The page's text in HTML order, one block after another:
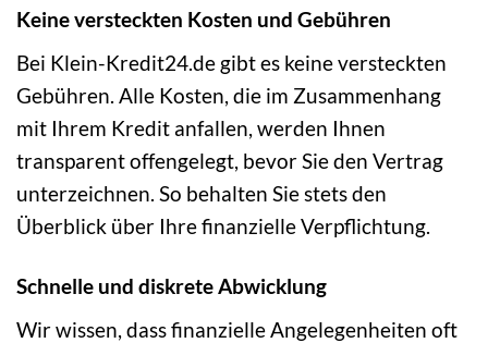
Keine versteckten Kosten und Gebühren
Bei Klein-Kredit24.de gibt es keine versteckten
Gebühren. Alle Kosten, die im Zusammenhang
mit Ihrem Kredit anfallen, werden Ihnen
transparent offengelegt, bevor Sie den Vertrag
unterzeichnen. So behalten Sie stets den
Überblick über Ihre finanzielle Verpflichtung.
Schnelle und diskrete Abwicklung
Wir wissen, dass finanzielle Angelegenheiten oft